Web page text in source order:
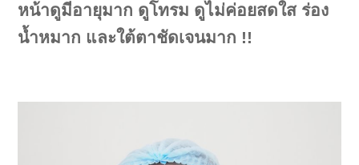
หน้าดูมีอายุมาก ดูโทรม ดูไม่ค่อยสดใส ร่อง
น้ำหมาก และใต้ตาชัดเจนมาก !!